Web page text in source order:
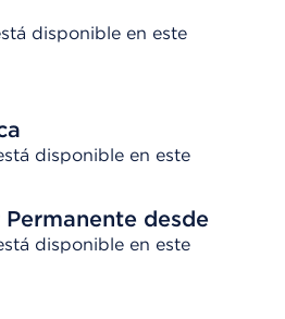
disponible en este
disponible en este
desde
disponible en este